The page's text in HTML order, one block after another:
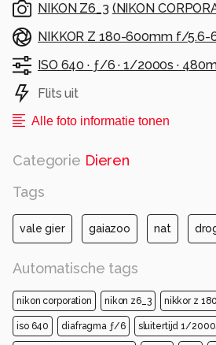
NIKON Z6_3 ( NIKON
NIKKOR Z 180-600mm f/5.6-
ISO 640 · ƒ/6 ·1/2000s ·
Flits uit
Alle foto informatie tonen
Categorie Dieren
Tags
vale gier gaiazoo nat
Automatische tags
nikon corporation nikon z6_3 nikkor z
iso 640 diafragma ƒ/6 sluitertijd 1/